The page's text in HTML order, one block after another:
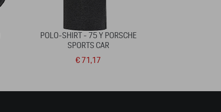
POLO-SHIRT - 75 Y PORSCHE
SPORTS CAR
€ 71,17